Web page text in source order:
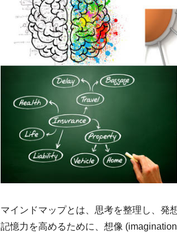
マインドマップとは、思考を整理し、発
記憶力を高めるために、想像